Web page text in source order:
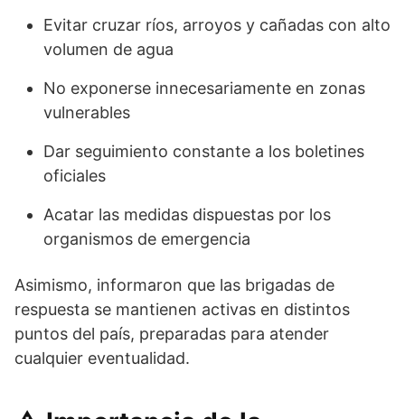
Evitar cruzar ríos, arroyos y cañadas con alto
volumen de agua
No exponerse innecesariamente en zonas
vulnerables
Dar seguimiento constante a los boletines
oficiales
Acatar las medidas dispuestas por los
organismos de emergencia
Asimismo, informaron que las brigadas de
respuesta se mantienen activas en distintos
puntos del país, preparadas para atender
cualquier eventualidad.